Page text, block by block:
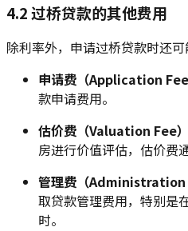
4.2 过桥贷款的其他费用
除利率外，申请过桥贷款时还可
申请费（Application Fee
款申请费用。
估价费（Valuation Fee）
房进行价值评估，估价费
管理费（Administration
取贷款管理费用，特别是
时。